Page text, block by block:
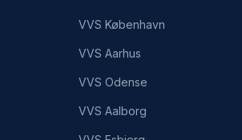
VVS København
VVS Aarhus
VVS Odense
VVS Aalborg